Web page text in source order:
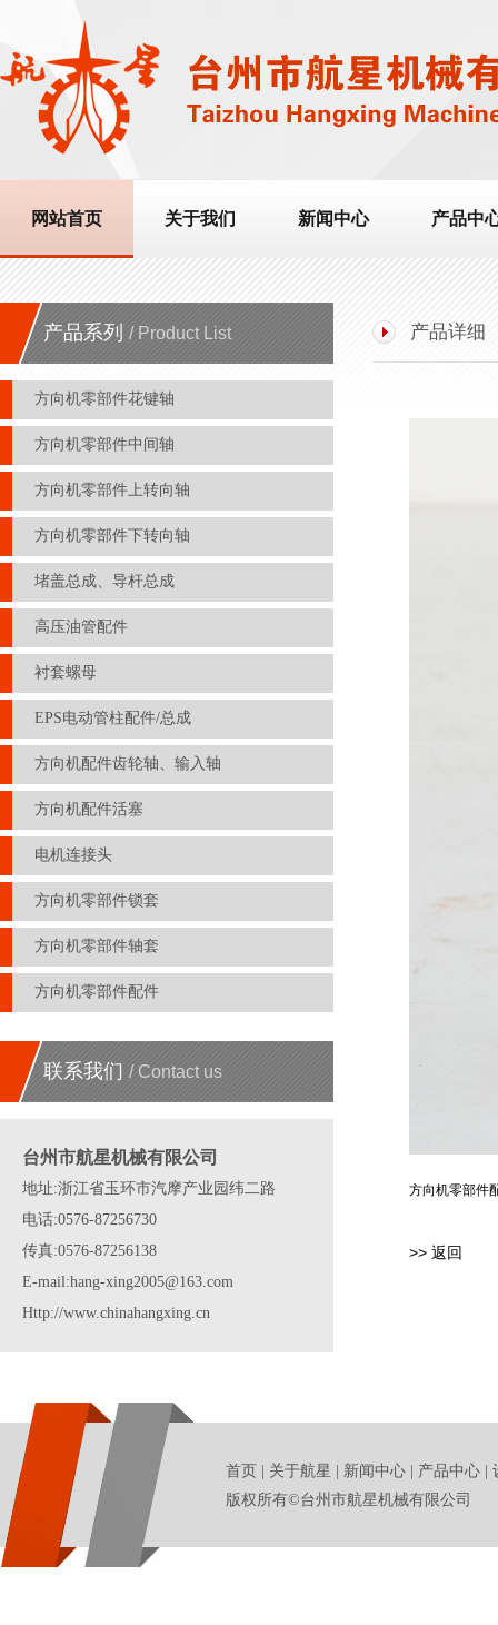
网站首页 关于我们 新闻中心 产品中
产品系列 / Product List
方向机零部件花键轴
方向机零部件中间轴
方向机零部件上转向轴
方向机零部件下转向轴
堵盖总成、导杆总成
高压油管配件
衬套螺母
EPS电动管柱配件/总成
方向机配件齿轮轴、输入轴
方向机配件活塞
电机连接头
方向机零部件锁套
方向机零部件轴套
方向机零部件配件
联系我们 / Contact us
台州市航星机械有限公司
地址:浙江省玉环市汽摩产业园纬二路
电话:0576-87256730
传真:0576-87256138
E-mail:hang-xing2005@163.com
Http://www.chinahangxing.cn
产品详细
方向机零部件
>> 返回
首页 关于航星 新闻中心 产品中心
版权所有©台州市航星机械有限